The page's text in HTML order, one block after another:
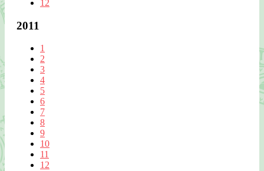
12
2011
1
2
3
4
5
6
7
8
9
10
11
12